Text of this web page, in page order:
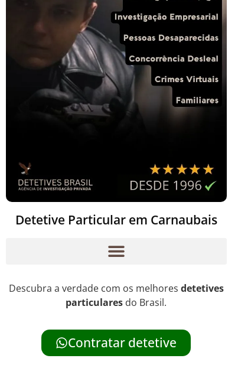
Detetive Particular em Carnaubais
Descubra a verdade com os melhores detetives
particulares do Brasil.
Contratar detetive